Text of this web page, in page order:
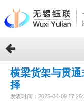
横梁货架与贯
择
发表时间：2025-04-09